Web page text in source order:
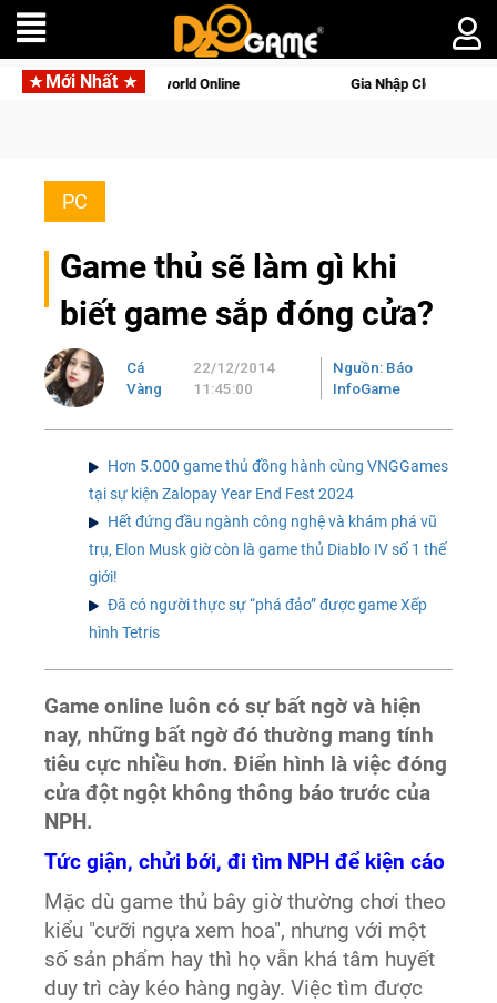
Mới Nhất
tên gọi Palworld Online Gia Nhập Closed Beta Norse
PC
Game thủ sẽ làm gì khi
biết game sắp đóng cửa?
Cá
Vàng
22/12/2014
11:45:00
Nguồn: Báo
InfoGame
Hơn 5.000 game thủ đồng hành cùng VNGGames
tại sự kiện Zalopay Year End Fest 2024
Hết đứng đầu ngành công nghệ và khám phá vũ
trụ, Elon Musk giờ còn là game thủ Diablo IV số 1 thế
giới!
Đã có người thực sự “phá đảo” được game Xếp
hình Tetris
Game online luôn có sự bất ngờ và hiện
nay, những bất ngờ đó thường mang tính
tiêu cực nhiều hơn. Điển hình là việc đóng
cửa đột ngột không thông báo trước của
NPH.
Tức giận, chửi bới, đi tìm NPH để kiện cáo
Mặc dù game thủ bây giờ thường chơi theo
kiểu "cưỡi ngựa xem hoa", nhưng với một
số sản phẩm hay thì họ vẫn khá tâm huyết
duy trì cày kéo hàng ngày. Việc tìm được